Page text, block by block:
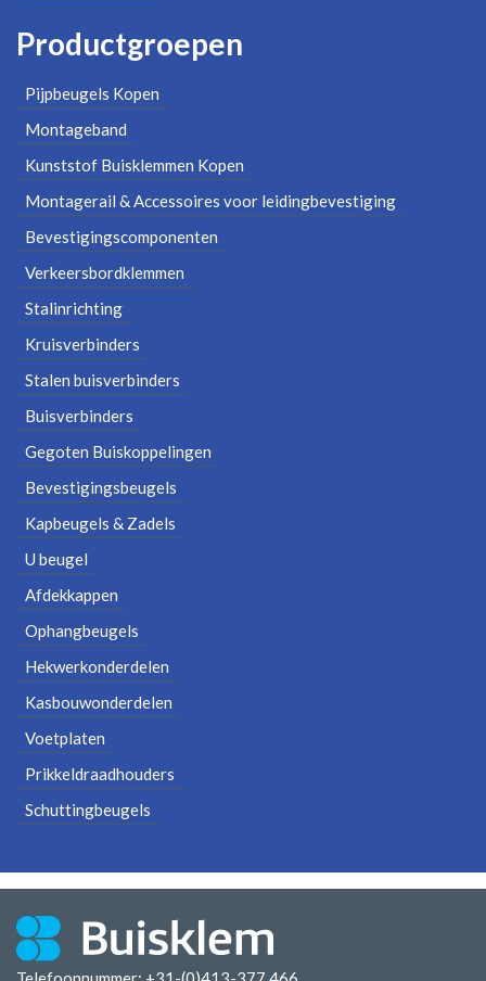
Productgroepen
Pijpbeugels Kopen
Montageband
Kunststof Buisklemmen Kopen
Montagerail & Accessoires voor leidingbevestiging
Bevestigingscomponenten
Verkeersbordklemmen
Stalinrichting
Kruisverbinders
Stalen buisverbinders
Buisverbinders
Gegoten Buiskoppelingen
Bevestigingsbeugels
Kapbeugels & Zadels
U beugel
Afdekkappen
Ophangbeugels
Hekwerkonderdelen
Kasbouwonderdelen
Voetplaten
Prikkeldraadhouders
Schuttingbeugels